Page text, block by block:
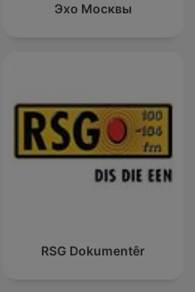
Эхо Москвы
RSG Dokumentêr